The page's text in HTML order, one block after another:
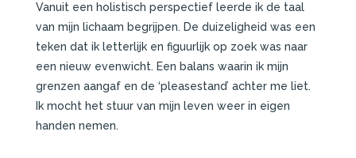
Vanuit een holistisch perspectief leerde ik de taal
van mijn lichaam begrijpen. De duizeligheid was een
teken dat ik letterlijk en figuurlijk op zoek was naar
een nieuw evenwicht. Een balans waarin ik mijn
grenzen aangaf en de ‘pleasestand’ achter me liet.
Ik mocht het stuur van mijn leven weer in eigen
handen nemen.